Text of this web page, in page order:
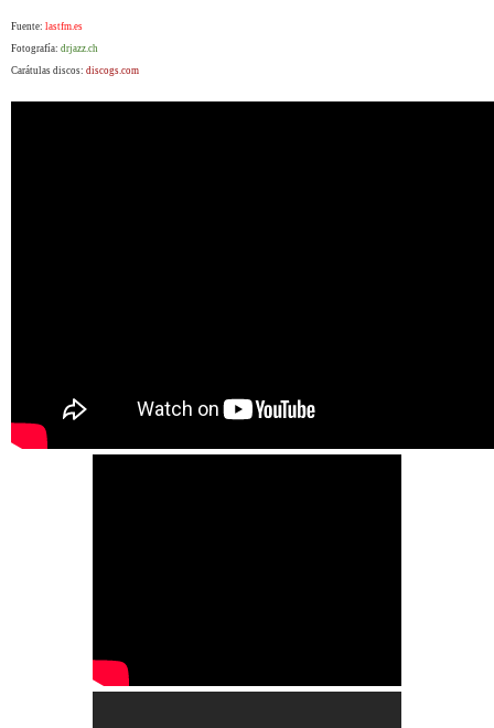
Fuente: lastfm.es
Fotografía: drjazz.ch
Carátulas discos: discogs.com